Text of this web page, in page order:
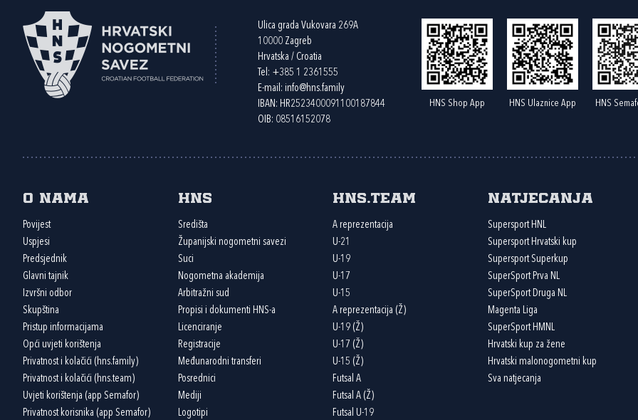
Ulica grada Vukovara 269A
10000 Zagreb
Hrvatska / Croatia
Tel: +385 1 2361555
E-mail: info@hns.family
IBAN: HR2523400091100187844
OIB: 08516152078
HNS Shop App HNS Ulaznice App HNS
O nama
Povijest
Uspjesi
Predsjednik
Glavni tajnik
Izvršni odbor
Skupština
Pristup informacijama
Opći uvjeti korištenja
Privatnost i kolačići (hns.family)
Privatnost i kolačići (hns.team)
Uvjeti korištenja (app Semafor)
Privatnost korisnika (app Semafor)
HNS
Središta
Županijski nogometni savezi
Suci
Nogometna akademija
Arbitražni sud
Propisi i dokumenti HNS-a
Licenciranje
Registracije
Međunarodni transferi
Posrednici
Mediji
Logotipi
HNS.team
A reprezentacija
U-21
U-19
U-17
U-15
A reprezentacija (Ž)
U-19 (Ž)
U-17 (Ž)
U-15 (Ž)
Futsal A
Futsal A (Ž)
Futsal U-19
Natjecanja
Supersport HNL
Supersport Hrvatski kup
Supersport Superkup
SuperSport Prva NL
SuperSport Druga NL
Magenta Liga
SuperSport HMNL
Hrvatski kup za žene
Hrvatski malonogometni kup
Sva natjecanja